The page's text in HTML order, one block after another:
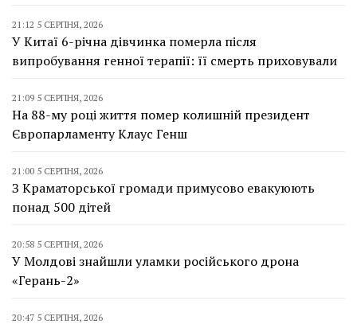
21:12 5 СЕРПНЯ, 2026
У Китаї 6-річна дівчинка померла після
випробування генної терапії: її смерть приховували
21:09 5 СЕРПНЯ, 2026
На 88-му році життя помер колишній президент
Європарламенту Клаус Генш
21:00 5 СЕРПНЯ, 2026
З Краматорської громади примусово евакуюють
понад 500 дітей
20:58 5 СЕРПНЯ, 2026
У Молдові знайшли уламки російського дрона
«Герань-2»
20:47 5 СЕРПНЯ, 2026